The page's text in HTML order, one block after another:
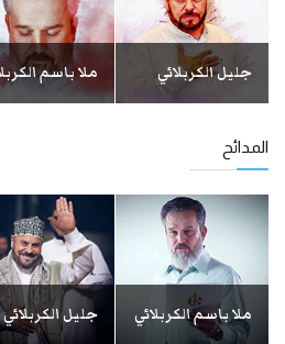
جليل الكربلائي ملا باسم
المدائح
ملا باسم الكربلائي جليل الكربلائي